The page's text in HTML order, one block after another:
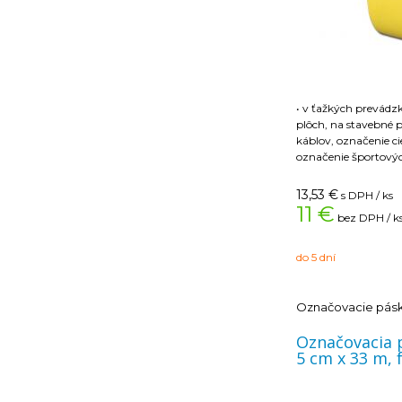
• v ťažkých
plôch, na stavebné
káblov, označenie
označenie
Technické informácie:
• PVC páska s
• tvarovo stála, po
povrchov
teplotám a vlhkosti
• odolná voči vode,
• pracovná teplota:
• aplikačná teplota:
13,53 € s DPH / ks
11 € bez DPH /
do 5 dní
Označovacie
Označovacia
5 cm x 33 m,